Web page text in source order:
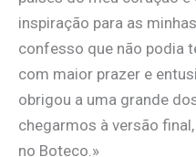
inspiração para as
confesso que não podia
com maior prazer e
obrigou a uma grande
chegarmos à versão
no Boteco.»